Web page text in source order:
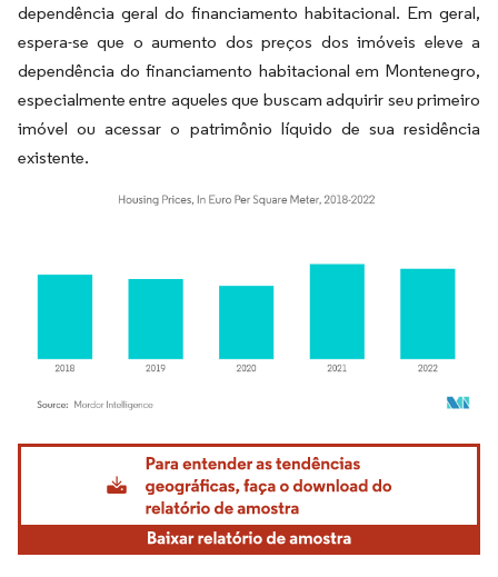
dependência geral do financiamento habitacional. Em geral,
espera-se que o aumento dos preços dos imóveis eleve a
dependência do financiamento habitacional em Montenegro,
especialmente entre aqueles que buscam adquirir seu primeiro
imóvel ou acessar o patrimônio líquido de sua residência
existente.
Imagem © Mordor Intelligence. O reuso requer atribuição conforme CC BY 4.0.